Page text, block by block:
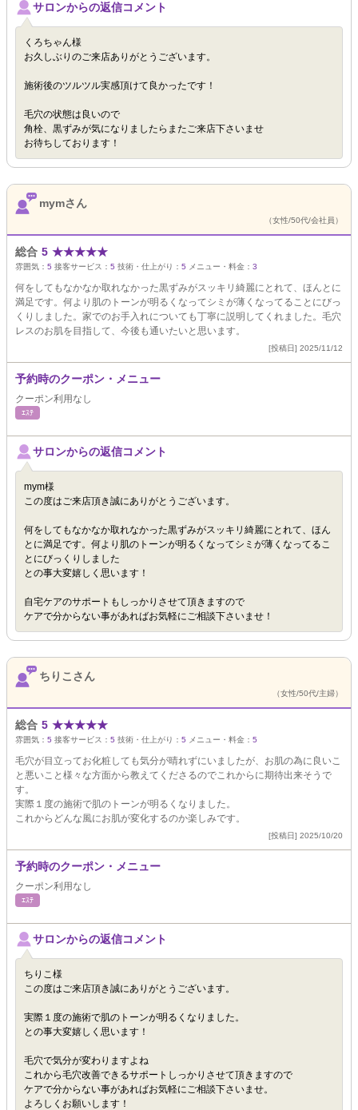
サロンからの返信コメント
くろちゃん様
お久しぶりのご来店ありがとうございます。
施術後のツルツル実感頂けて良かったです！
毛穴の状態は良いので
角栓、黒ずみが気になりましたらまたご来店下さいませ
お待ちしております！
mymさん
（女性/50代/会社員）
総合 5 ★★★★★
雰囲気： 5 接客サービス： 5 技術・仕上がり： 5 メニュー・料金： 3
何をしてもなかなか取れなかった黒ずみがスッキリ綺麗にとれて、ほんとに
満足です。何より肌のトーンが明るくなってシミが薄くなってることにびっ
くりしました。家でのお手入れについても丁寧に説明してくれました。毛穴
レスのお肌を目指して、今後も通いたいと思います。
[投稿日] 2025/11/12
予約時のクーポン・メニュー
クーポン利用なし
ｴｽﾃ
サロンからの返信コメント
mym様
この度はご来店頂き誠にありがとうございます。
何をしてもなかなか取れなかった黒ずみがスッキリ綺麗にとれて、ほん
とに満足です。何より肌のトーンが明るくなってシミが薄くなってるこ
とにびっくりしました
との事大変嬉しく思います！
自宅ケアのサポートもしっかりさせて頂きますので
ケアで分からない事があればお気軽にご相談下さいませ！
ちりこさん
（女性/50代/主婦）
総合 5 ★★★★★
雰囲気： 5 接客サービス： 5 技術・仕上がり： 5 メニュー・料金： 5
毛穴が目立ってお化粧しても気分が晴れずにいましたが、お肌の為に良いこ
と悪いこと様々な方面から教えてくださるのでこれからに期待出来そうで
す。
実際１度の施術で肌のトーンが明るくなりました。
これからどんな風にお肌が変化するのか楽しみです。
[投稿日] 2025/10/20
予約時のクーポン・メニュー
クーポン利用なし
ｴｽﾃ
サロンからの返信コメント
ちりこ様
この度はご来店頂き誠にありがとうございます。
実際１度の施術で肌のトーンが明るくなりました。
との事大変嬉しく思います！
毛穴で気分が変わりますよね
これから毛穴改善できるサポートしっかりさせて頂きますので
ケアで分からない事があればお気軽にご相談下さいませ。
よろしくお願いします！